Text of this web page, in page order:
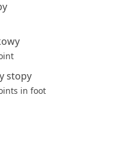
stopy
in foot